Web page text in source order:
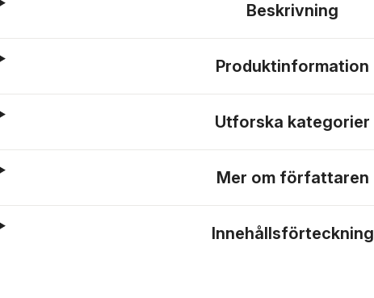
Beskrivning
Produktinformation
Utforska kategorier
Mer om författaren
Innehållsförteckning